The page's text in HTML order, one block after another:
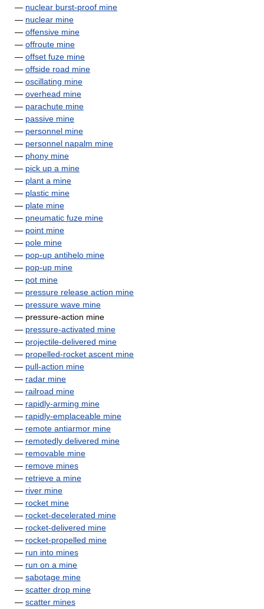
— nuclear burst-proof mine
— nuclear mine
— offensive mine
— offroute mine
— offset fuze mine
— offside road mine
— oscillating mine
— overhead mine
— parachute mine
— passive mine
— personnel mine
— personnel napalm mine
— phony mine
— pick up a mine
— plant a mine
— plastic mine
— plate mine
— pneumatic fuze mine
— point mine
— pole mine
— pop-up antihelo mine
— pop-up mine
— pot mine
— pressure release action mine
— pressure wave mine
— pressure-action mine
— pressure-activated mine
— projectile-delivered mine
— propelled-rocket ascent mine
— pull-action mine
— radar mine
— railroad mine
— rapidly-arming mine
— rapidly-emplaceable mine
— remote antiarmor mine
— remotedly delivered mine
— removable mine
— remove mines
— retrieve a mine
— river mine
— rocket mine
— rocket-decelerated mine
— rocket-delivered mine
— rocket-propelled mine
— run into mines
— run on a mine
— sabotage mine
— scatter drop mine
— scatter mines